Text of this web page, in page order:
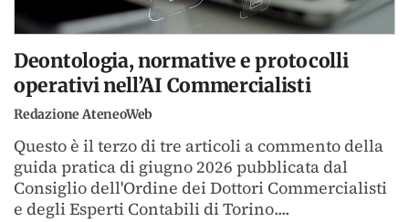
Deontologia, normative e protocolli
operativi nell’AI Commercialisti
Redazione AteneoWeb
Questo è il terzo di tre articoli a commento della
guida pratica di giugno 2026 pubblicata dal
Consiglio dell'Ordine dei Dottori Commercialisti
e degli Esperti Contabili di Torino....